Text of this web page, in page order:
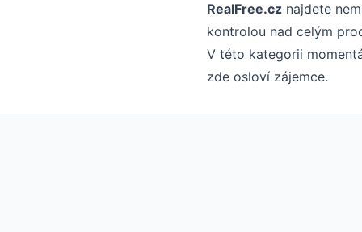
RealFree.cz najdete
kontrolou nad celým
V této kategorii
zde osloví zájemce.